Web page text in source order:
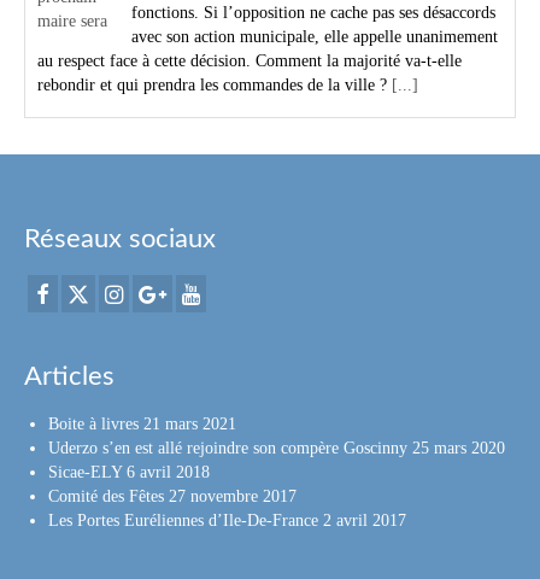
fonctions. Si l’opposition ne cache pas ses désaccords
avec son action municipale, elle appelle unanimement
au respect face à cette décision. Comment la majorité va-t-elle
rebondir et qui prendra les commandes de la ville ? [...]
Réseaux sociaux
Articles
Boite à livres 21 mars 2021
Uderzo s’en est allé rejoindre son compère Goscinny 25 mars 2020
Sicae-ELY 6 avril 2018
Comité des Fêtes 27 novembre 2017
Les Portes Euréliennes d’Ile-De-France 2 avril 2017